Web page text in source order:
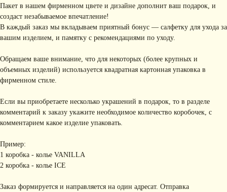
Пакет в нашем фирменном цвете и дизайне дополнит ваш подарок, и
создаст незабываемое впечатление!
В каждый заказ мы вкладываем приятный бонус — салфетку для ухода за
вашим изделием, и памятку с рекомендациями по уходу.
Обращаем ваше внимание, что для некоторых (более крупных и
объемных изделий) используется квадратная картонная упаковка в
фирменном стиле.
Если вы приобретаете несколько украшений в подарок, то в разделе
комментарий к заказу укажите необходимое количество коробочек, с
комментарием какое изделие упаковать.
Пример:
1 коробка - колье VANILLA
2 коробка - колье ICE
Заказ формируется и направляется на один адресат. Отправка